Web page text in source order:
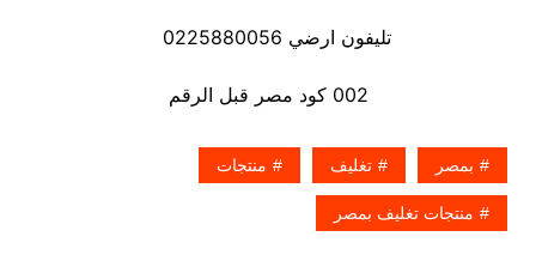
تليفون ارضي 0225880056
002 كود مصر قبل الرقم
بمصر تغليف منتجات
منتجات تغليف بمصر